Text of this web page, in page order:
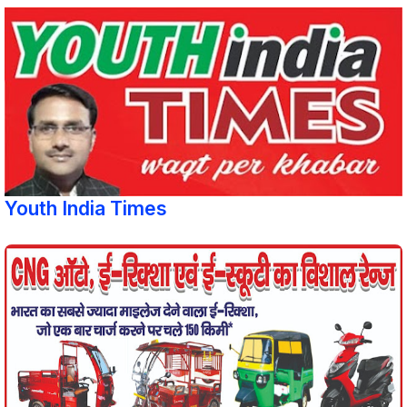
Youth India Times